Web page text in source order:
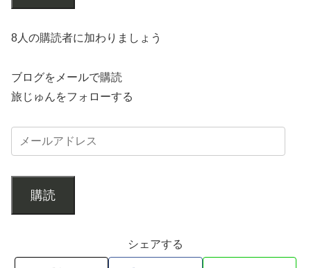
8人の購読者に加わりましょう
ブログをメールで購読
旅じゅんをフォローする
購読
シェアする